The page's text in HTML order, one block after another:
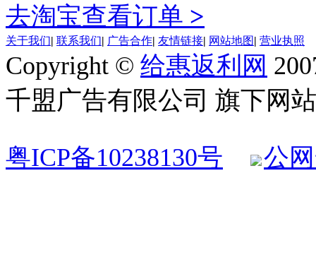
去淘宝查看订单 >
关于我们 联系我们 广告合作 友情链接 网站地图 营业执照
Copyright © 给惠返利网
千盟广告有限公司 旗下网
粤ICP备10238130号 公